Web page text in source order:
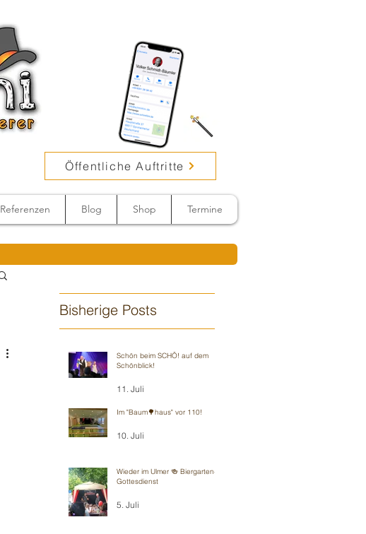
Öffentliche Auftritte
Referenzen Blog Shop Termine
Bisherige Posts
Schön beim SCHÖ! auf dem
Schönblick!
11. Juli
Im "Baum🌳haus" vor 110!
10. Juli
Wieder im Ulmer 🍻 Biergarten-
Gottesdienst
5. Juli